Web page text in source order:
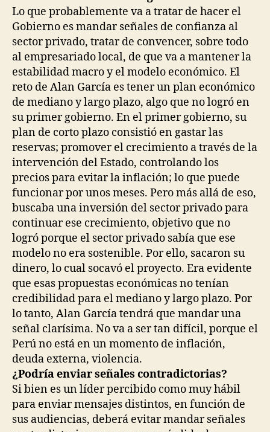
Lo que probablemente va a tratar de hacer el
Gobierno es mandar señales de confianza al
sector privado, tratar de convencer, sobre todo
al empresariado local, de que va a mantener la
estabilidad macro y el modelo económico. El
reto de Alan García es tener un plan económico
de mediano y largo plazo, algo que no logró en
su primer gobierno. En el primer gobierno, su
plan de corto plazo consistió en gastar las
reservas; promover el crecimiento a través de la
intervención del Estado, controlando los
precios para evitar la inflación; lo que puede
funcionar por unos meses. Pero más allá de eso,
buscaba una inversión del sector privado para
continuar ese crecimiento, objetivo que no
logró porque el sector privado sabía que ese
modelo no era sostenible. Por ello, sacaron su
dinero, lo cual socavó el proyecto. Era evidente
que esas propuestas económicas no tenían
credibilidad para el mediano y largo plazo. Por
lo tanto, Alan García tendrá que mandar una
señal clarísima. No va a ser tan difícil, porque el
Perú no está en un momento de inflación,
deuda externa, violencia.
¿Podría enviar señales contradictorias?
Si bien es un líder percibido como muy hábil
para enviar mensajes distintos, en función de
sus audiencias, deberá evitar mandar señales